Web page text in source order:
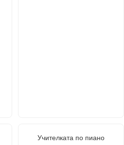
Учителката по пиано